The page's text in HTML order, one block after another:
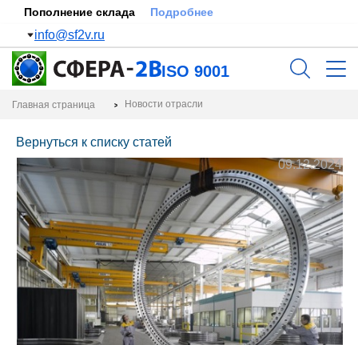
Пополнение склада Подробнее
info@sf2v.ru
ISO 9001
Главная страница Новости отрасли
Вернуться к списку статей
09.12.2024